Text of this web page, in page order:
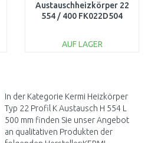
Austauschheizkörper 22
554 / 400 FK022D504
AUF LAGER
Vergleichen
In der Kategorie Kermi Heizkörper
Typ 22 Profil K Austausch H 554 L
500 mm finden Sie unser Angebot
an qualitativen Produkten der